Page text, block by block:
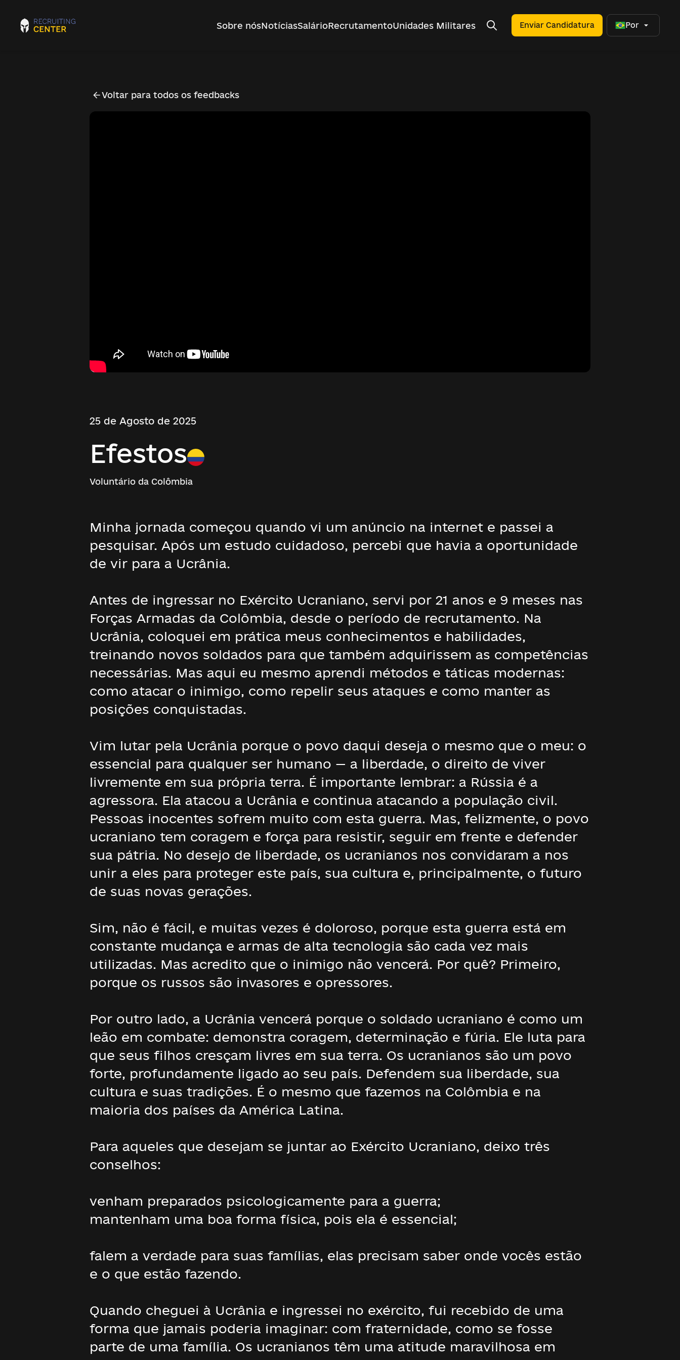
Sobre nósNotíciasSalárioRecrutamentoUnidades Militares Enviar Candidatura Por
Voltar para todos os feedbacks
25 de Agosto de 2025
Efestos
Voluntário da Colômbia
Minha jornada começou quando vi um anúncio na internet e passei a
pesquisar. Após um estudo cuidadoso, percebi que havia a oportunidade
de vir para a Ucrânia.
Antes de ingressar no Exército Ucraniano, servi por 21 anos e 9 meses nas
Forças Armadas da Colômbia, desde o período de recrutamento. Na
Ucrânia, coloquei em prática meus conhecimentos e habilidades,
treinando novos soldados para que também adquirissem as competências
necessárias. Mas aqui eu mesmo aprendi métodos e táticas modernas:
como atacar o inimigo, como repelir seus ataques e como manter as
posições conquistadas.
Vim lutar pela Ucrânia porque o povo daqui deseja o mesmo que o meu: o
essencial para qualquer ser humano — a liberdade, o direito de viver
livremente em sua própria terra. É importante lembrar: a Rússia é a
agressora. Ela atacou a Ucrânia e continua atacando a população civil.
Pessoas inocentes sofrem muito com esta guerra. Mas, felizmente, o povo
ucraniano tem coragem e força para resistir, seguir em frente e defender
sua pátria. No desejo de liberdade, os ucranianos nos convidaram a nos
unir a eles para proteger este país, sua cultura e, principalmente, o futuro
de suas novas gerações.
Sim, não é fácil, e muitas vezes é doloroso, porque esta guerra está em
constante mudança e armas de alta tecnologia são cada vez mais
utilizadas. Mas acredito que o inimigo não vencerá. Por quê? Primeiro,
porque os russos são invasores e opressores.
Por outro lado, a Ucrânia vencerá porque o soldado ucraniano é como um
leão em combate: demonstra coragem, determinação e fúria. Ele luta para
que seus filhos cresçam livres em sua terra. Os ucranianos são um povo
forte, profundamente ligado ao seu país. Defendem sua liberdade, sua
cultura e suas tradições. É o mesmo que fazemos na Colômbia e na
maioria dos países da América Latina.
Para aqueles que desejam se juntar ao Exército Ucraniano, deixo três
conselhos:
venham preparados psicologicamente para a guerra;
mantenham uma boa forma física, pois ela é essencial;
falem a verdade para suas famílias, elas precisam saber onde vocês estão
e o que estão fazendo.
Quando cheguei à Ucrânia e ingressei no exército, fui recebido de uma
forma que jamais poderia imaginar: com fraternidade, como se fosse
parte de uma família. Os ucranianos têm uma atitude maravilhosa em